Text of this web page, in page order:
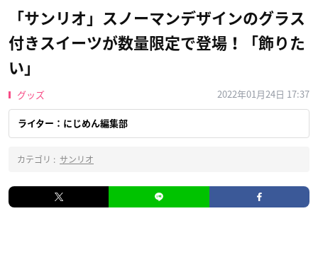
「サンリオ」スノーマンデザインのグラス
付きスイーツが数量限定で登場！「飾りた
い」
グッズ 2022年01月24日 17:37
ライター：にじめん編集部
カテゴリ : サンリオ